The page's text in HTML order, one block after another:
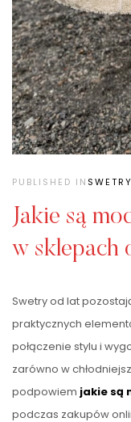
PUBLISHED IN
Jakie są
w sklepach
Swetry od lat
praktycznych
połączenie stylu i
zarówno w
podpowiem jakie są
podczas zakupów